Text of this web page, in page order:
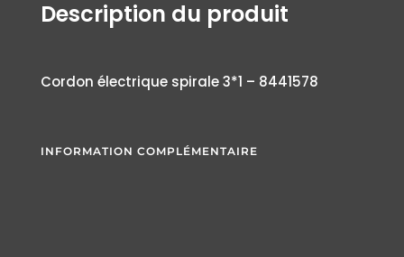
Description du produit
Cordon électrique spirale 3*1 – 8441578
INFORMATION COMPLÉMENTAIRE